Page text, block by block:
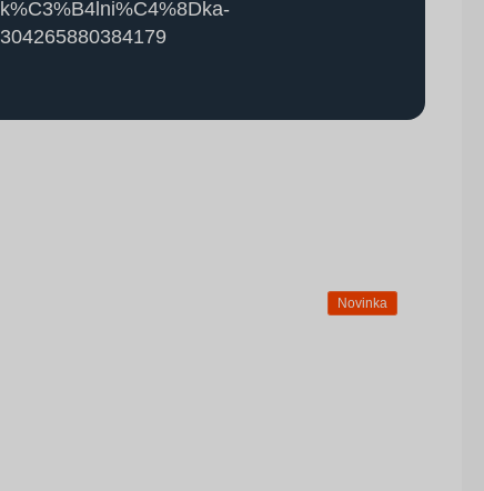
k%C3%B4lni%C4%8Dka-
304265880384179
Novinka